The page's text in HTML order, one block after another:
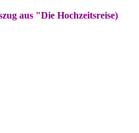
aus "Die Hochzeitsreise)